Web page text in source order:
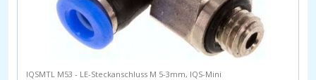
IQSMTL M53 - LE-Steckanschluss M 5-3mm, IQS-Mini